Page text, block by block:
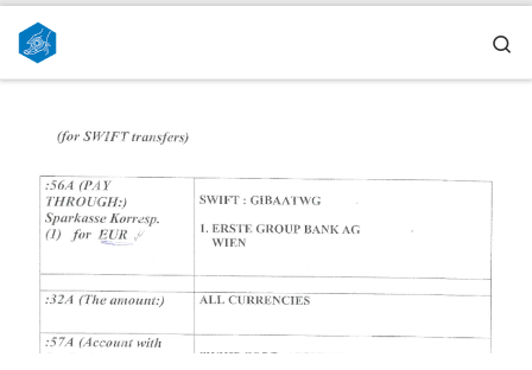
Skip to content